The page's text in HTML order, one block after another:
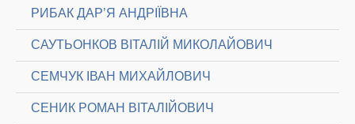
РИБАК ДАР’Я АНДРІЇВНА
САУТЬОНКОВ ВІТАЛІЙ МИКОЛАЙОВИЧ
СЕМЧУК ІВАН МИХАЙЛОВИЧ
СЕНИК РОМАН ВІТАЛІЙОВИЧ